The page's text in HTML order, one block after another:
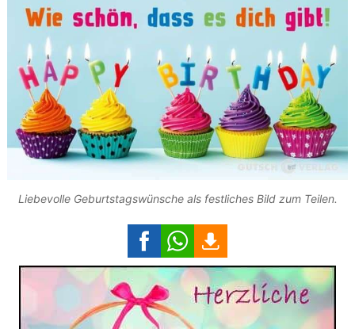
Liebevolle Geburtstagswünsche als festliches Bild zum Teilen.